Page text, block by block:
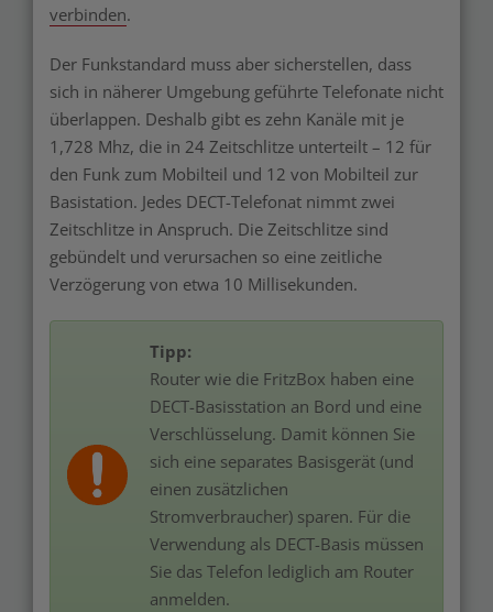
verbinden.
Der Funkstandard muss aber sicherstellen, dass
sich in näherer Umgebung geführte Telefonate nicht
überlappen. Deshalb gibt es zehn Kanäle mit je
1,728 Mhz, die in 24 Zeitschlitze unterteilt – 12 für
den Funk zum Mobilteil und 12 von Mobilteil zur
Basistation. Jedes DECT-Telefonat nimmt zwei
Zeitschlitze in Anspruch. Die Zeitschlitze sind
gebündelt und verursachen so eine zeitliche
Verzögerung von etwa 10 Millisekunden.
Tipp:
Router wie die FritzBox haben eine
DECT-Basisstation an Bord und eine
Verschlüsselung. Damit können Sie
sich eine separates Basisgerät (und
einen zusätzlichen
Stromverbraucher) sparen. Für die
Verwendung als DECT-Basis müssen
Sie das Telefon lediglich am Router
anmelden.